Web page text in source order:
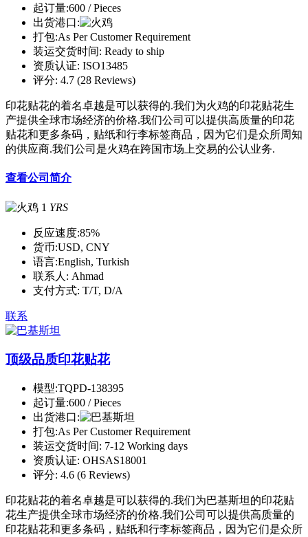
起订量:600 / Pieces
出货港口:
打包:As Per Customer Requirement
装运交货时间: Ready to ship
资质认证: ISO13485
评分: 4.7 (28 Reviews)
印花贴花的着名卓越是可以获得的.我们为火鸡的印花贴花生
产提供全球市场经济的价格.我们公司可以提供高质量的印花
贴花和更多条码，贴纸和行李标签商品，因为它们是众所周知
的供应商.我们公司是火鸡在跨国市场上交易的公认业务.
查看公司简介
1 YRS
反应速度:85%
货币:USD, CNY
语言:English, Turkish
联系人: Ahmad
支付方式: T/T, D/A
联系
顶级品质印花贴花
模型:TQPD-138395
起订量:600 / Pieces
出货港口:
打包:As Per Customer Requirement
装运交货时间: 7-12 Working days
资质认证: OHSAS18001
评分: 4.6 (6 Reviews)
印花贴花的着名卓越是可以获得的.我们为巴基斯坦的印花贴
花生产提供全球市场经济的价格.我们公司可以提供高质量的
印花贴花和更多条码，贴纸和行李标签商品，因为它们是众所